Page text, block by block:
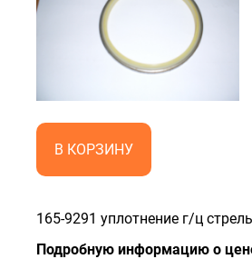
В КОРЗИНУ
165-9291 уплотнение г/ц
Подробную информацию о